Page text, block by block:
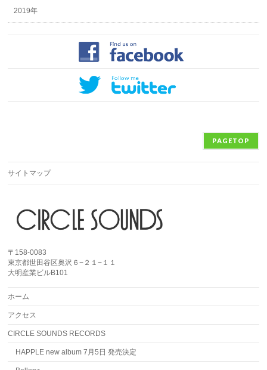
2019年
PAGETOP
サイトマップ
〒158-0083
東京都世田谷区奥沢６−２１−１１
大明産業ビルB101
ホーム
アクセス
CIRCLE SOUNDS RECORDS
HAPPLE new album 7月5日 発売決定